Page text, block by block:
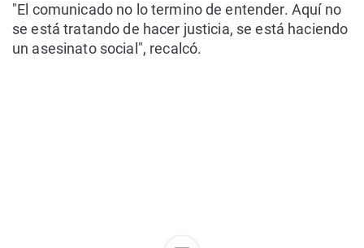
"El comunicado no lo termino de entender. Aquí no
se está tratando de hacer justicia, se está haciendo
un asesinato social", recalcó.